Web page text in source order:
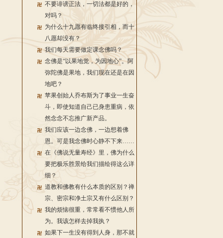
不要诽谤正法，一切法都是好的，
对吗？
为什么十九愿有临终接引相，而十
八愿却没有？
我们每天需要做定课念佛吗？
念佛是“以果地觉，为因地心”。阿
弥陀佛是果地，我们现在还是在因
地吧？
苹果创始人乔布斯为了事业一生奋
斗，即使知道自己已身患重病，依
然念念不忘推广新产品。
我们应该一边念佛，一边想着佛
恩。可是我念佛时心静不下来……
在《佛说无量寿经》里，佛为什么
要把极乐胜景给我们描绘得这么详
细？
道教和佛教有什么本质的区别？禅
宗、密宗和净土宗又有什么区别？
我的烦恼很重，常常看不惯他人所
为。我该怎样去掉我执？
如果下一生没有得到人身，那不就